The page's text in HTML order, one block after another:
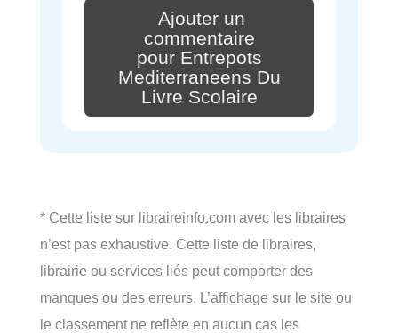
Ajouter un
commentaire
pour Entrepots
Mediterraneens Du
Livre Scolaire
* Cette liste sur libraireinfo.com avec les libraires
n’est pas exhaustive. Cette liste de libraires,
librairie ou services liés peut comporter des
manques ou des erreurs. L’affichage sur le site ou
le classement ne reflète en aucun cas les